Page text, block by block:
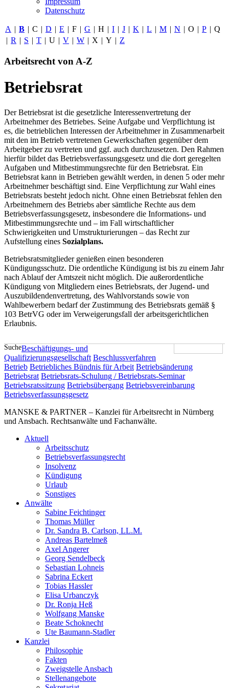
Datenschutz
A | B | C | D | E | F | G | H | I | J | K | L | M | N | O | P | Q
| R | S | T | U | V | W | X | Y | Z
Arbeitsrecht von A-Z
Betriebsrat
Der Betriebsrat ist die gesetzliche Interessenvertretung der
Arbeitnehmer des Betriebes. Seine Aufgabe und Verpflichtung ist
es, die betrieblichen Interessen der Arbeitnehmer in Zusammenarbeit
mit den im Betrieb vertretenen Gewerkschaften gegenüber dem
Arbeitgeber zu vertreten und ggf. auch durchzusetzen. Den Rahmen
hierfür bildet das Betriebsverfassungsgesetz und die dort geregelten
Aufgaben und Mitbestimmungsrechte für den Betriebsrat. Ein
Betriebsrat kann in Betrieben gewählt werden, in denen 5 oder mehr
Arbeitnehmer beschäftigt sind. Eine Verpflichtung zur Wahl eines
Betriebsrats besteht jedoch nicht. Ohne einen Betriebsrat fehlen den
Arbeitnehmern des Betriebs aber sämtliche Rechte aus dem
Betriebsverfassungsgesetz, insbesondere die Informations- und
Mitbestimmungsrechte und – im Fall wirtschaftlicher
Schwierigkeiten und Umstrukturierungen – das Recht zur
Aufstellung eines Sozialplans.
Betriebsratsmitglieder genießen einen besonderen
Kündigungsschutz. Die ordentliche Kündigung ist bis zu einem Jahr
nach Ablauf der Amtszeit nicht möglich. Die außerordentliche
Kündigung von Mitgliedern eines Betriebsrats, der Jugend- und
Auszubildendenvertretung, des Wahlvorstands sowie von
Wahlbewerbern bedarf der Zustimmung des Betriebsrats gemäß §
103 BetrVG oder im Verweigerungsfall der arbeitsgerichtlichen
Erlaubnis.
SucheBeschäftigungs- und
Qualifizierungsgesellschaft Beschlussverfahren
Betrieb Betriebliches Bündnis für Arbeit Betriebsänderung
Betriebsrat Betriebsrats-Schulung / Betriebsrats-Seminar
Betriebsratssitzung Betriebsübergang Betriebsvereinbarung
Betriebsverfassungsgesetz
MANSKE & PARTNER – Kanzlei für Arbeitsrecht in Nürnberg
und Ansbach. Rechtsanwälte und Fachanwälte.
Aktuell
Arbeitsschutz
Betriebsverfassungsrecht
Insolvenz
Kündigung
Urlaub
Sonstiges
Anwälte
Sabine Feichtinger
Thomas Müller
Dr. Sandra B. Carlson, LL.M.
Andreas Bartelmeß
Axel Angerer
Georg Sendelbeck
Sebastian Lohneis
Sabrina Eckert
Tobias Hassler
Elisa Urbanczyk
Dr. Ronja Heß
Wolfgang Manske
Beate Schoknecht
Ute Baumann-Stadler
Kanzlei
Philosophie
Fakten
Zweigstelle Ansbach
Stellenangebote